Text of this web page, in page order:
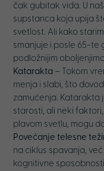
čak gubitak vida. U
supstanca koja upija
svetlost. Ali kako
smanjuje i posle 65-te
podložnijim
Katarakta – Tokom
menja i slabi, što
zamućenja. Katarakta
starosti, ali neki
plavom svetlu, mogu
Povećanje telesne
na ciklus spavanja,
kognitivne